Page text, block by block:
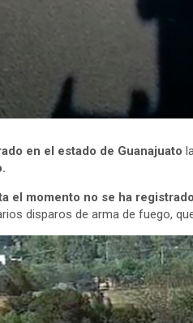
en el estado de Guanajuato
el momento no se ha
disparos de arma de fuego,